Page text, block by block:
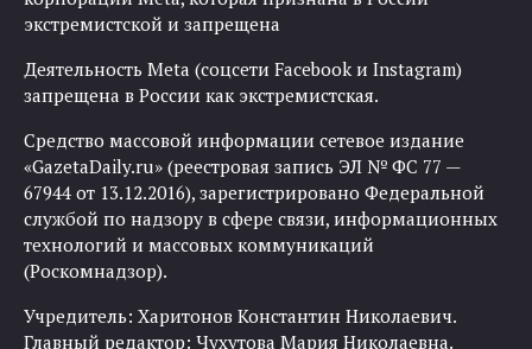
экстремистской и запрещена
Деятельность Meta (соцсети Facebook и Instagram)
запрещена в России как экстремистская.
Средство массовой информации сетевое издание
«GazetaDaily.ru» (реестровая запись ЭЛ № ФС 77 —
67944 от 13.12.2016), зарегистрировано Федеральной
службой по надзору в сфере связи, информационных
технологий и массовых коммуникаций
(Роскомнадзор).
Учредитель: Харитонов Константин Николаевич.
Главный редактор: Чухутова Мария Николаевна.